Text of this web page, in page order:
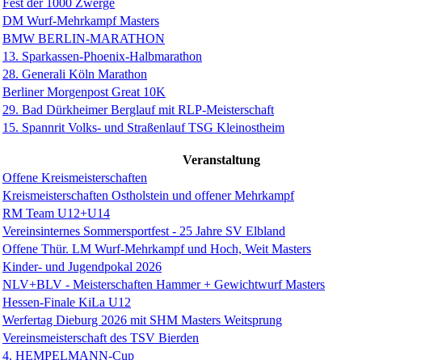
DM Wurf-Mehrkampf Masters
BMW BERLIN-MARATHON
13. Sparkassen-Phoenix-Halbmarathon
28. Generali Köln Marathon
Berliner Morgenpost Great 10K
29. Bad Dürkheimer Berglauf mit RLP-Meisterschaft
15. Spannrit Volks- und Straßenlauf TSG Kleinostheim
Veranstaltung
Offene Kreismeisterschaften
Kreismeisterschaften Ostholstein und offener Mehrkampf
RM Team U12+U14
Vereinsinternes Sommersportfest - 25 Jahre SV Elbland
Offene Thür. LM Wurf-Mehrkampf und Hoch, Weit Masters
Kinder- und Jugendpokal 2026
NLV+BLV - Meisterschaften Hammer + Gewichtwurf Masters
Hessen-Finale KiLa U12
Werfertag Dieburg 2026 mit SHM Masters Weitsprung
Vereinsmeisterschaft des TSV Bierden
4. HEMPELMANN-Cup